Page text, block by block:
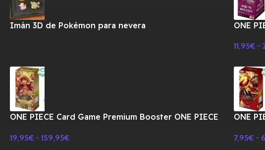
Imán 3D de Pokémon para nevera
ONE
11,95€ -
ONE PIECE Card Game Premium Booster ONE PIECE
19,95€ - 159,95€
ONE
7,95€ -